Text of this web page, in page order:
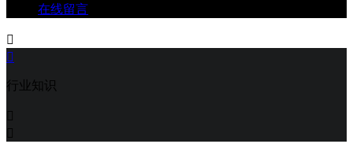
在线留言


行业知识

